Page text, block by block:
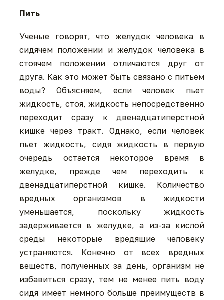
Пить
Ученые говорят, что желудок человека в
сидячем положении и желудок человека в
стоячем положении отличаются друг от
друга. Как это может быть связано с питьем
воды? Объясняем, если человек пьет
жидкость, стоя, жидкость непосредственно
переходит сразу к двенадцатиперстной
кишке через тракт. Однако, если человек
пьет жидкость, сидя жидкость в первую
очередь остается некоторое время в
желудке, прежде чем переходить к
двенадцатиперстной кишке. Количество
вредных организмов в жидкости
уменьшается, поскольку жидкость
задерживается в желудке, а из-за кислой
среды некоторые вредящие человеку
устраняются. Конечно от всех вредных
веществ, полученных за день, организм не
избавиться сразу, тем не менее пить воду
сидя имеет немного больше преимуществ в